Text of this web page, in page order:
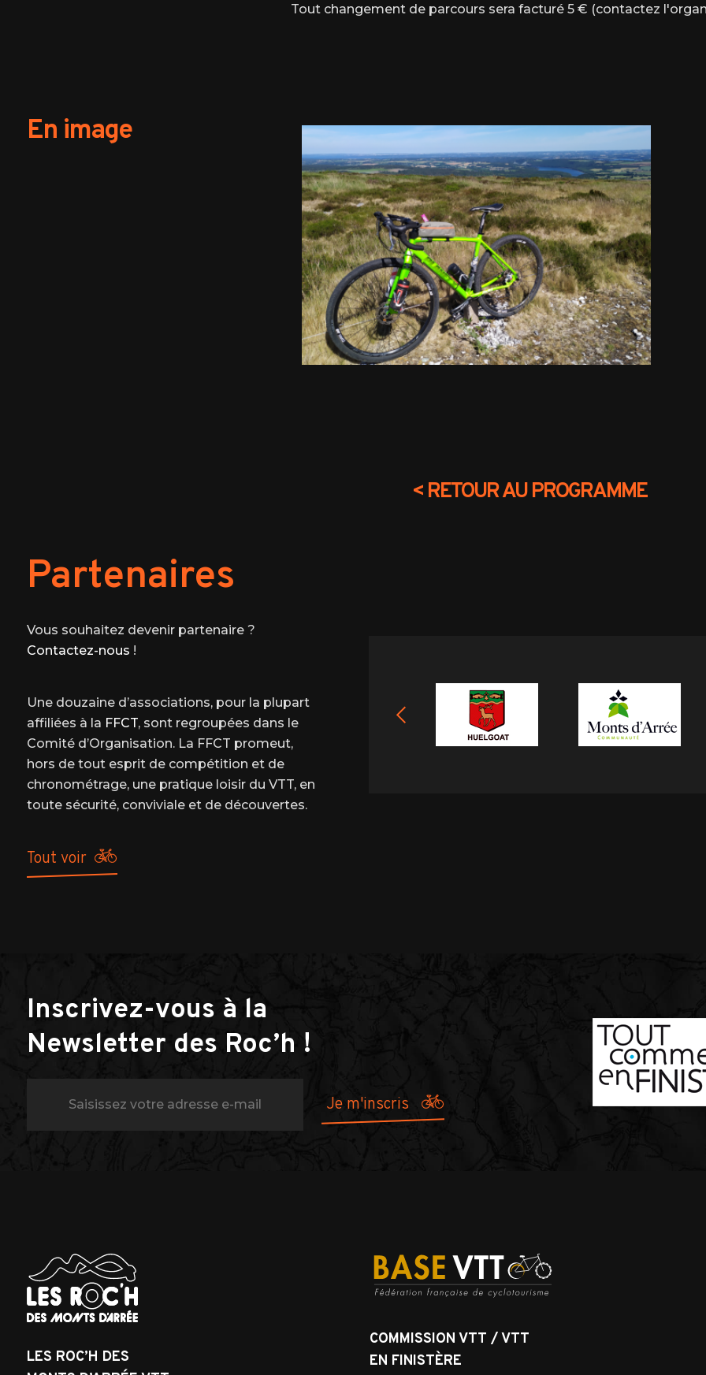
Tout changement de parcours sera facturé 5 € (contactez
En image
< RETOUR AU PROGRAMME
Partenaires
Vous souhaitez devenir partenaire ?
Contactez-nous !
Une douzaine d’associations, pour la plupart
affiliées à la FFCT, sont regroupées dans le
Comité d’Organisation. La FFCT promeut,
hors de tout esprit de compétition et de
chronométrage, une pratique loisir du VTT, en
toute sécurité, conviviale et de découvertes.
tout voir
Inscrivez-vous à la
Newsletter des Roc’h !
LES ROC’H DES
COMMISSION VTT / VTT
EN FINISTÈRE